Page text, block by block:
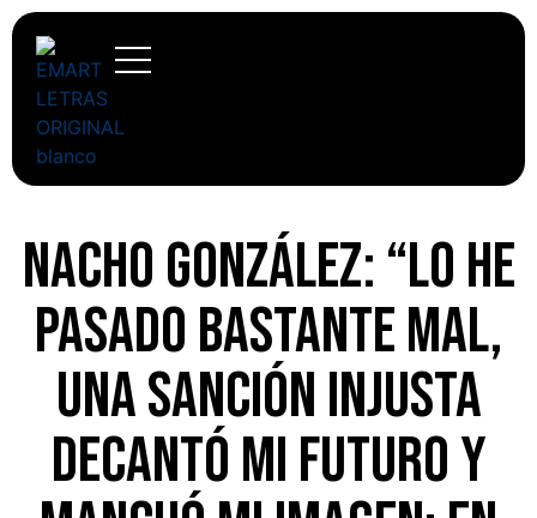
Nacho González: “Lo he
pasado bastante mal,
una sanción injusta
decantó mi futuro y